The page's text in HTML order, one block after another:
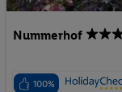
Nummerhof
100%